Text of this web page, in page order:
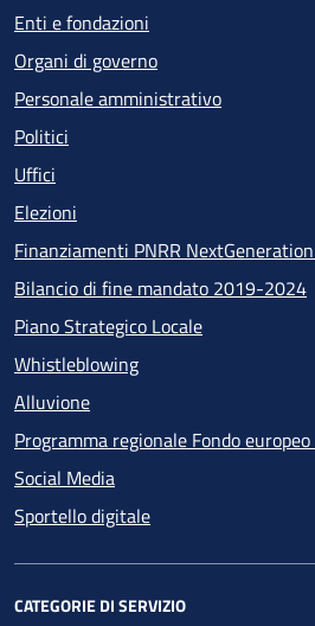
Enti e fondazioni
Organi di governo
Personale amministrativo
Politici
Uffici
Elezioni
Finanziamenti PNRR
Bilancio di fine mandato 2019-2024
Piano Strategico Locale
Whistleblowing
Alluvione
Programma regionale Fondo
Social Media
Sportello digitale
CATEGORIE DI SERVIZIO